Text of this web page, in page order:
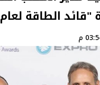
الطاقة لعام 2025"